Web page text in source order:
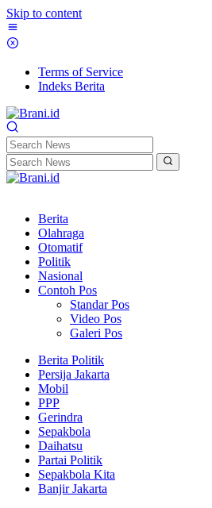
Skip to content
Terms of Service
Indeks Berita
Berita
Olahraga
Otomatif
Politik
Nasional
Contoh Pos
Standar Pos
Video Pos
Galeri Pos
Berita Politik
Persija Jakarta
Mobil
PPP
Gerindra
Sepakbola
Daihatsu
Partai Politik
Sepakbola Kita
Banjir Jakarta